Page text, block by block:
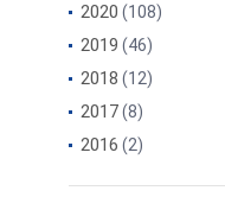
2020 (108)
2019 (46)
2018 (12)
2017(8)
2016 (2)